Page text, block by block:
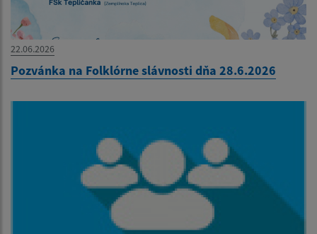
22.06.2026
Pozvánka na Folklórne slávnosti dňa 28.6.2026